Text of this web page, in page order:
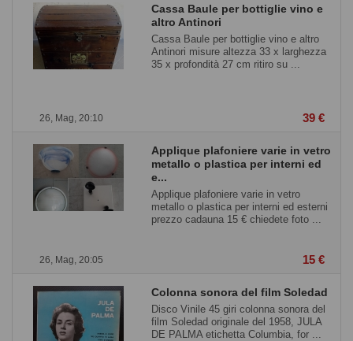
26, Mag, 20:10
Cassa Baule per bottiglie vino e
altro Antinori
Cassa Baule per bottiglie vino e altro
Antinori misure altezza 33 x larghezza
35 x profondità 27 cm ritiro su ...
39 €
26, Mag, 20:05
Applique plafoniere varie in vetro
metallo o plastica per interni ed
e...
Applique plafoniere varie in vetro
metallo o plastica per interni ed esterni
prezzo cadauna 15 € chiedete foto ...
15 €
Colonna sonora del film Soledad
Disco Vinile 45 giri colonna sonora del
film Soledad originale del 1958, JULA
DE PALMA etichetta Columbia, for ...